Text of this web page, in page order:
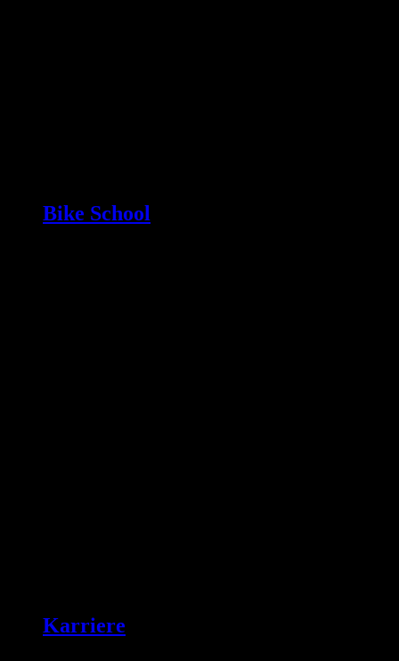
Bike School
Karriere